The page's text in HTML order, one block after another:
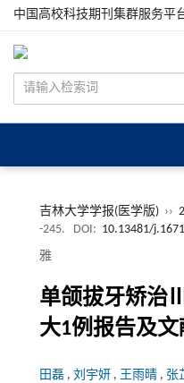
中国高校科技期刊集群服务平
吉林大学学报(医学版) ››
-245.
DOI: 10.13481/
雅
单颌拔牙矫治
大1例报告及文
田磊 , 刘宇妍 , 王雨晴 , 张